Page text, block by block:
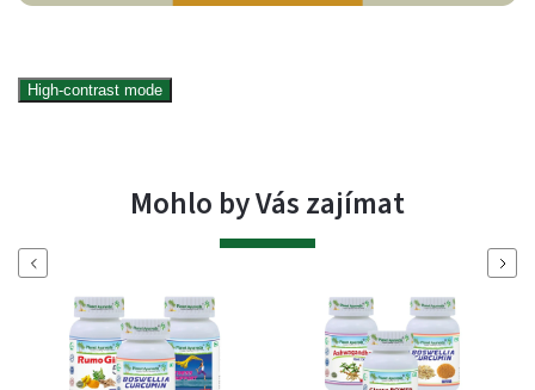
High-contrast mode
Mohlo by Vás zajímat
Previous Next